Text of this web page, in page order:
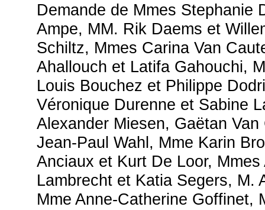
Demande de Mmes Stephanie
Ampe, MM. Rik Daems et
Schiltz, Mmes Carina Van
Ahallouch et Latifa Gahouchi,
Louis Bouchez et Philippe
Véronique Durenne et Sabine
Alexander Miesen, Gaëtan
Jean-Paul Wahl, Mme Karin
Anciaux et Kurt De Loor, Mmes
Lambrecht et Katia Segers, M.
Mme Anne-Catherine Goffinet,